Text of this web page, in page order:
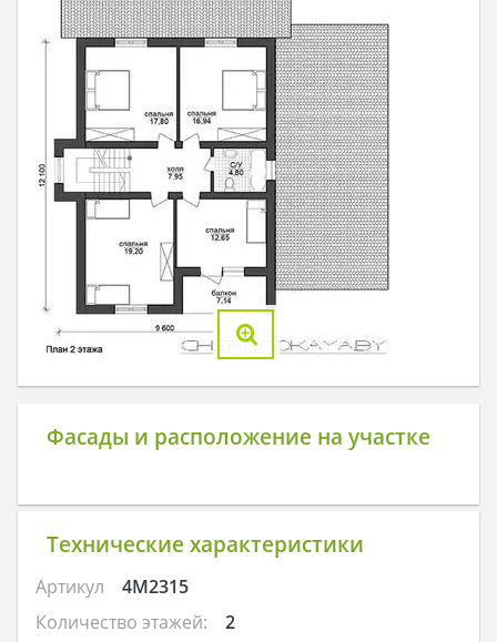
Фасады и расположение на участке
Технические характеристики
Артикул
4M2315
Количество этажей:
2